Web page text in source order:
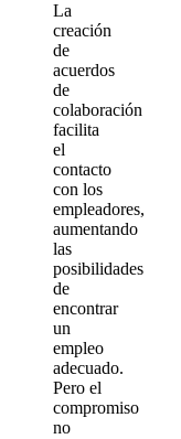
La
creación
de
acuerdos
de
colaboración
facilita
el
contacto
con los
empleadores,
aumentando
las
posibilidades
de
encontrar
un
empleo
adecuado.
Pero el
compromiso
no